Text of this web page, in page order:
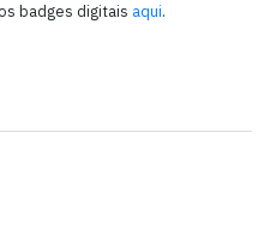
badges digitais aqui.